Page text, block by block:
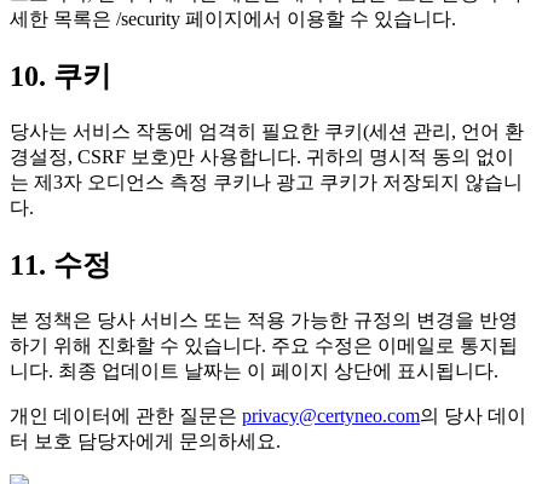
세한 목록은 /security 페이지에서 이용할 수 있습니다.
10. 쿠키
당사는 서비스 작동에 엄격히 필요한 쿠키(세션 관리, 언어 환
경설정, CSRF 보호)만 사용합니다. 귀하의 명시적 동의 없이
는 제3자 오디언스 측정 쿠키나 광고 쿠키가 저장되지 않습니
다.
11. 수정
본 정책은 당사 서비스 또는 적용 가능한 규정의 변경을 반영
하기 위해 진화할 수 있습니다. 주요 수정은 이메일로 통지됩
니다. 최종 업데이트 날짜는 이 페이지 상단에 표시됩니다.
개인 데이터에 관한 질문은 privacy@certyneo.com의 당사 데이
터 보호 담당자에게 문의하세요.